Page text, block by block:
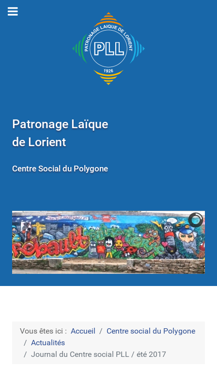
Patronage Laïque
de Lorient
Centre Social du Polygone
Vous êtes ici : Accueil
Centre social du Polygone
Actualités
Journal du Centre social PLL / été 2017